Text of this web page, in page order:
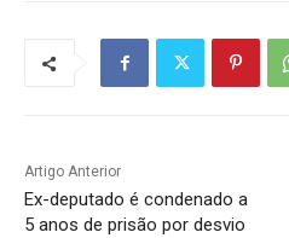
Artigo Anterior
Ex-deputado é condenado a
5 anos de prisão por desvio